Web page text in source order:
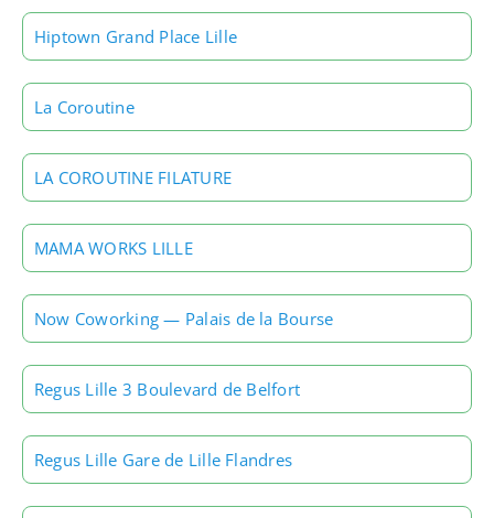
Hiptown Grand Place Lille
La Coroutine
LA COROUTINE FILATURE
MAMA WORKS LILLE
Now Coworking — Palais de la Bourse
Regus Lille 3 Boulevard de Belfort
Regus Lille Gare de Lille Flandres